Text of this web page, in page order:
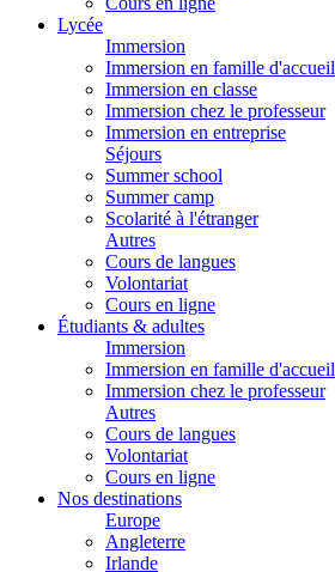
Lycée
Immersion
Immersion en famille d'accueil
Immersion en classe
Immersion chez le professeur
Immersion en entreprise
Séjours
Summer school
Summer camp
Scolarité à l'étranger
Autres
Cours de langues
Volontariat
Cours en ligne
Étudiants & adultes
Immersion
Immersion en famille d'accueil
Immersion chez le professeur
Autres
Cours de langues
Volontariat
Cours en ligne
Nos destinations
Europe
Angleterre
Irlande